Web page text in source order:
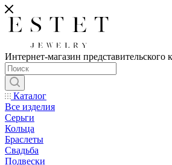
Интернет-магазин представительского
Каталог
Все изделия
Серьги
Кольца
Браслеты
Свадьба
Подвески